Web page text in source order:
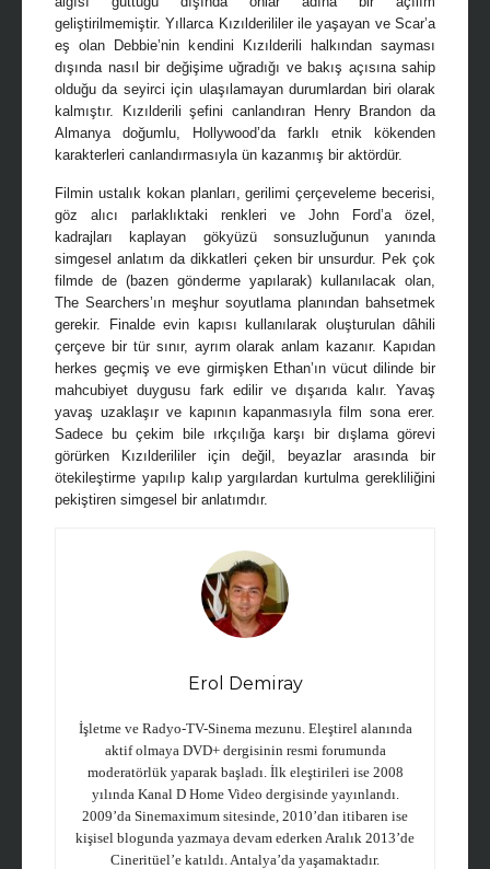
geliştirilmemiştir. Yıllarca Kızılderililer ile yaşayan ve Scar’a
eş olan Debbie’nin kendini Kızılderili halkından sayması
dışında nasıl bir değişime uğradığı ve bakış açısına sahip
olduğu da seyirci için ulaşılamayan durumlardan biri olarak
kalmıştır. Kızılderili şefini canlandıran Henry Brandon da
Almanya doğumlu, Hollywood’da farklı etnik kökenden
karakterleri canlandırmasıyla ün kazanmış bir aktördür.
Filmin ustalık kokan planları, gerilimi çerçeveleme becerisi,
göz alıcı parlaklıktaki renkleri ve John Ford’a özel,
kadrajları kaplayan gökyüzü sonsuzluğunun yanında
simgesel anlatım da dikkatleri çeken bir unsurdur. Pek çok
filmde de (bazen gönderme yapılarak) kullanılacak olan,
The Searchers’ın meşhur soyutlama planından bahsetmek
gerekir. Finalde evin kapısı kullanılarak oluşturulan dâhili
çerçeve bir tür sınır, ayrım olarak anlam kazanır. Kapıdan
herkes geçmiş ve eve girmişken Ethan’ın vücut dilinde bir
mahcubiyet duygusu fark edilir ve dışarıda kalır. Yavaş
yavaş uzaklaşır ve kapının kapanmasıyla film sona erer.
Sadece bu çekim bile ırkçılığa karşı bir dışlama görevi
görürken Kızılderililer için değil, beyazlar arasında bir
ötekileştirme yapılıp kalıp yargılardan kurtulma gerekliliğini
pekiştiren simgesel bir anlatımdır.
Erol Demiray
İşletme ve Radyo-TV-Sinema mezunu. Eleştirel alanında
aktif olmaya DVD+ dergisinin resmi forumunda
moderatörlük yaparak başladı. İlk eleştirileri ise 2008
yılında Kanal D Home Video dergisinde yayınlandı.
2009’da Sinemaximum sitesinde, 2010’dan itibaren ise
kişisel blogunda yazmaya devam ederken Aralık 2013’de
Cineritüel’e katıldı. Antalya’da yaşamaktadır.